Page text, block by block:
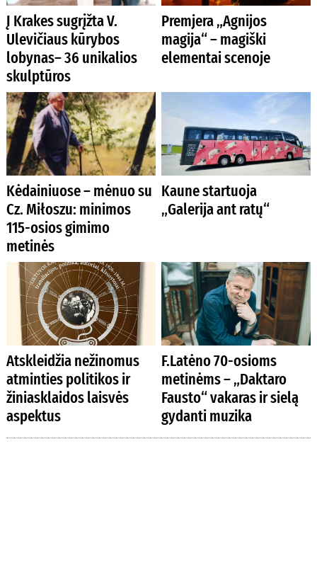
Į Krakes sugrįžta V.
Ulevičiaus kūrybos
lobynas– 36 unikalios
skulptūros
Premjera „Agnijos
magija“ – magiški
elementai scenoje
Kėdainiuose – mėnuo su
Cz. Miłoszu: minimos
115-osios gimimo
metinės
Kaune startuoja
„Galerija ant ratų“
Atskleidžia nežinomus
atminties politikos ir
žiniasklaidos laisvės
aspektus
F.Latėno 70-osioms
metinėms – „Daktaro
Fausto“ vakaras ir sielą
gydanti muzika